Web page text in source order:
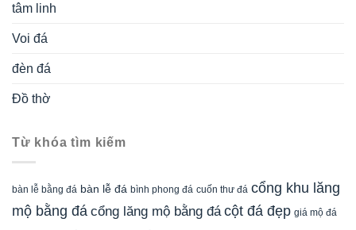
tâm linh
Voi đá
đèn đá
Đồ thờ
Từ khóa tìm kiếm
bàn lễ bằng đá bàn lễ đá bình phong đá cuốn thư đá cổng khu lăng
mộ bằng đá cổng lăng mộ bằng đá cột đá đẹp giá mộ đá